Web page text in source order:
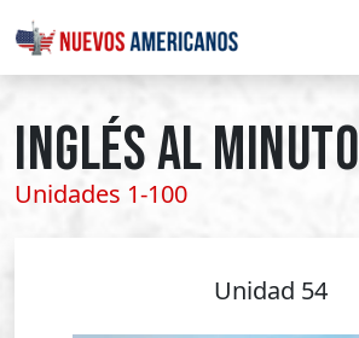
INGLÉS AL MINUTO
Unidades 1-100
Unidad 54